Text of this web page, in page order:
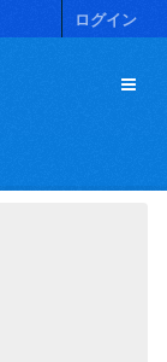
ログイン